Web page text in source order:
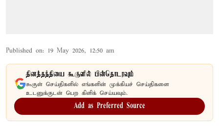
Published on: 19 May 2026, 12:50 am
தினத்தந்தியை கூகுளில் பின்தொடரவும்
கூகுள் செய்திகளில் எங்களின் முக்கியச் செய்திகளை
உடனுக்குடன் பெற கிளிக் செய்யவும்.
Add as Preferred Source